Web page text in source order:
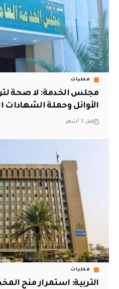
محليات
مجلس الخدمة: لا صحة
الأوائل وحملة الشهادات
قبل 3 أشهر
محليات
التربية: استمرار منح